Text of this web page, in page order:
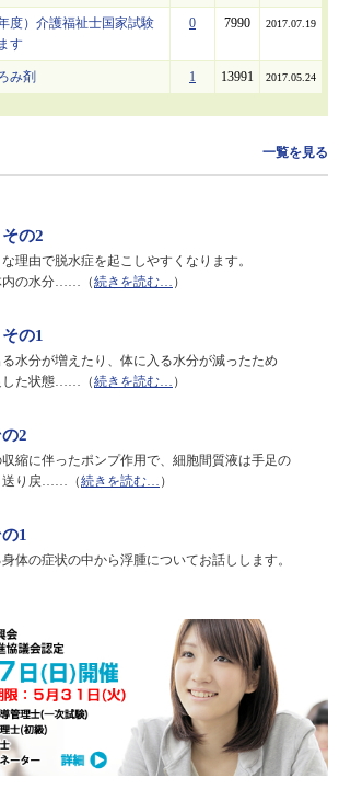
度）介護福祉士国家試験
す
0 7990 2017.07.19
み剤 1 13991 2017.05.24
一覧を見る
の2
理由で脱水症を起こしやすくなります。
内の水分……（続きを読む… ）
の1
水分が増えたり、体に入る水分が減ったため
した状態……（続きを読む… ）
2
縮に伴ったポンプ作用で、細胞間質液は手足の
送り戻……（続きを読む… ）
1
体の症状の中から浮腫についてお話しします。